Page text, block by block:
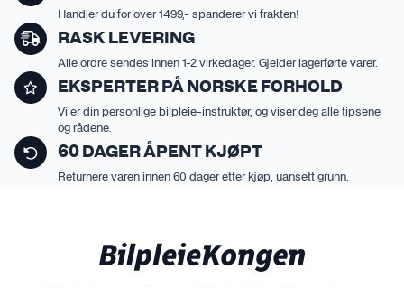
Handler du for over 1499,- spanderer vi frakten!
RASK LEVERING
Alle ordre sendes innen 1-2 virkedager. Gjelder lagerførte varer.
EKSPERTER PÅ NORSKE FORHOLD
Vi er din personlige bilpleie-instruktør, og viser deg alle tipsene
og rådene.
60 DAGER ÅPENT KJØPT
Returnere varen innen 60 dager etter kjøp, uansett grunn.